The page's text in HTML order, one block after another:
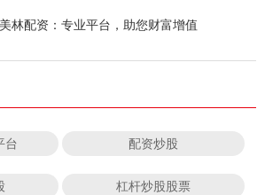
林配资：专业平台，助您财富增值
台 配资炒股
杠杆炒股股票